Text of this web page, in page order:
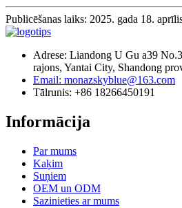
Publicēšanas laiks: 2025. gada 18.
Adrese: Liandong U Gu a39
rajons, Yantai City, Shandong
Email: monazskyblue@163.com
Tālrunis: +86 18266450191
Informācija
Par mums
Kaķim
Suņiem
OEM un ODM
Sazinieties ar mums